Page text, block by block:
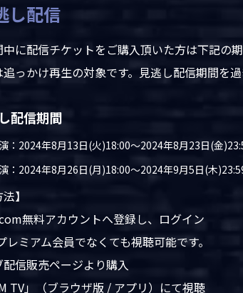
し配信
に配信チケットをご購入頂いた方は下記の
っかけ再生の対象です。見逃し配信期間を
配信期間
：2024年8月13日(火)18:00～2024年8月23日(金
：2024年8月26日(月)18:00～2024年9月5日(木
】
無料アカウントへ登録し、ログイン
ミアム会員でなくても視聴可能です。
信販売ページより購入
TV」（ブラウザ版 / アプリ）にて視聴